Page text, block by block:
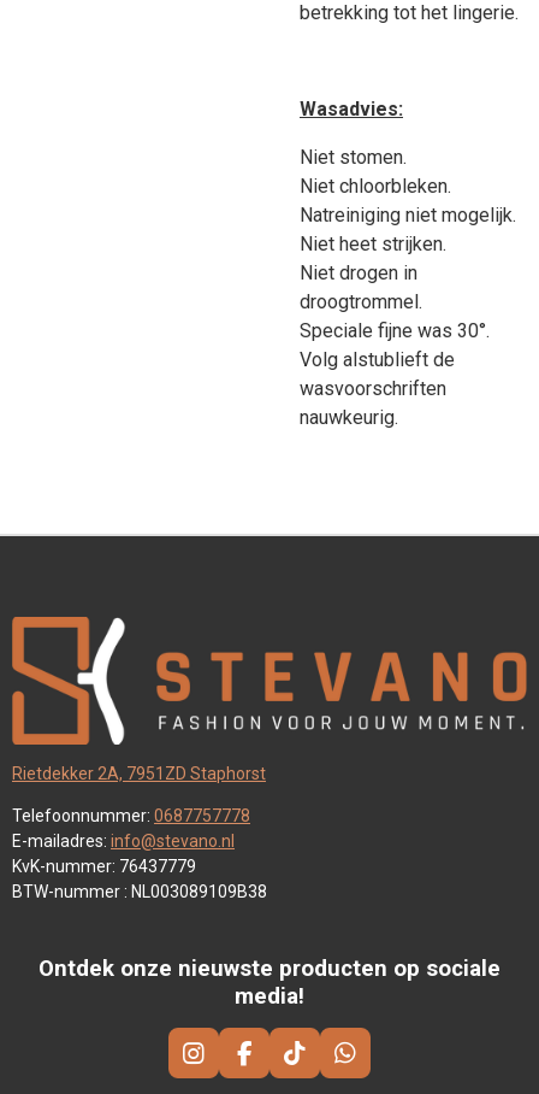
betrekking tot het lingerie.
Wasadvies:
Niet stomen.
Niet chloorbleken.
Natreiniging niet mogelijk.
Niet heet strijken.
Niet drogen in
droogtrommel.
Speciale fijne was 30°.
Volg alstublieft de
wasvoorschriften
nauwkeurig.
Rietdekker 2A, 7951ZD Staphorst
Telefoonnummer: 0687757778
E-mailadres: info@stevano.nl
KvK-nummer: 76437779
BTW-nummer : NL003089109B38
Ontdek onze nieuwste producten op sociale
media!
I
N
F
A
T
I
W
H